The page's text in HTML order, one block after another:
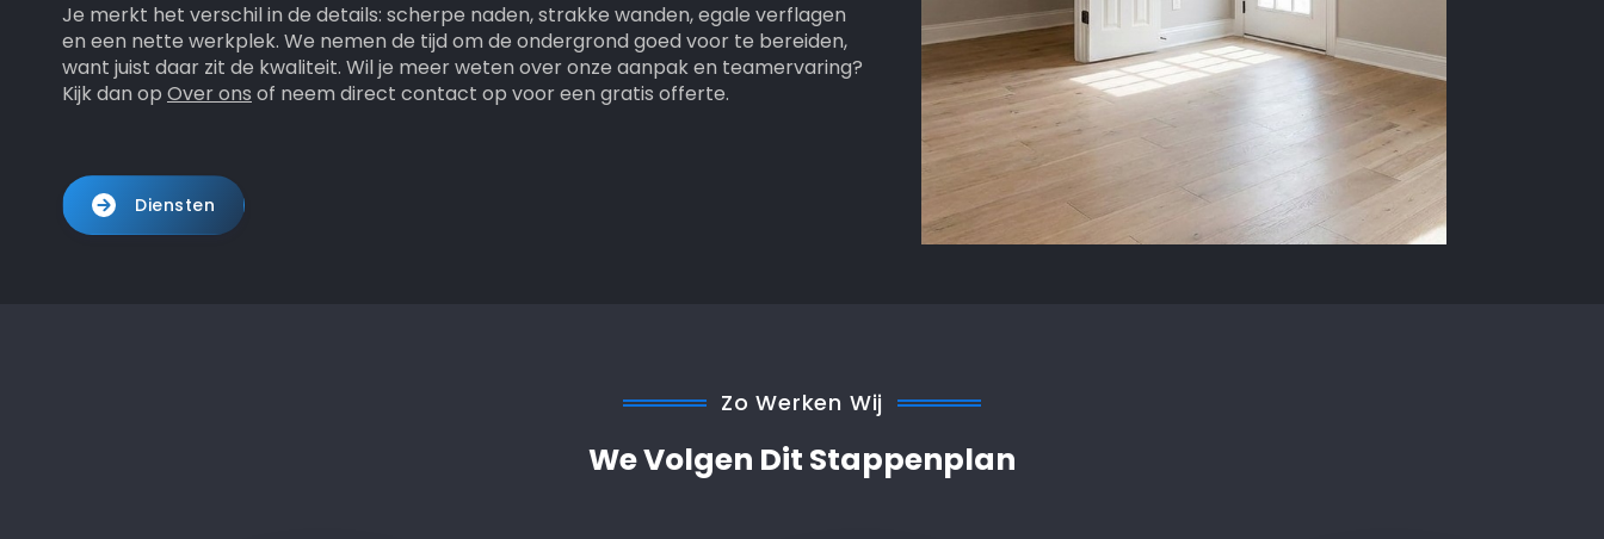
Je merkt het verschil in de details: scherpe naden, strakke wanden, egale verflagen
en een nette werkplek. We nemen de tijd om de ondergrond goed voor te bereiden,
want juist daar zit de kwaliteit. Wil je meer weten over onze aanpak en teamervaring?
Kijk dan op Over ons of neem direct contact op voor een gratis offerte.
Diensten
Zo Werken Wij
We Volgen Dit Stappenplan